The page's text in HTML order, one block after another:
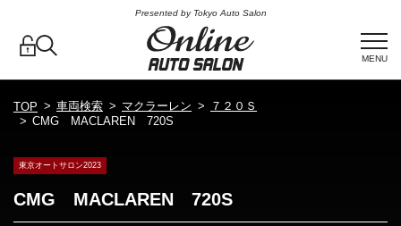
Presented by Tokyo Auto Salon
MENU
TOP 車両検索 マクラーレン
７２０Ｓ
CMG MACLAREN 720S
東京オートサロン2023
CMG MACLAREN 720S